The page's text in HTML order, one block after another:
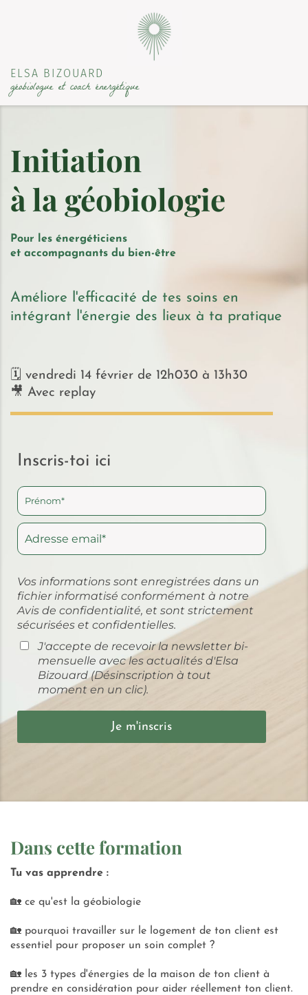
ELSA BIZOUARD
géobiologue et coach énergétique
Initiation
à la géobiologie
Pour les énergéticiens
et accompagnants du bien-être
Améliore l'efficacité de tes soins en
intégrant l'énergie des lieux à ta pratique
🗓 vendredi 14 février de 12h030 à 13h30
🎥 Avec replay
Inscris-toi ici
Vos informations sont enregistrées dans un
fichier informatisé conformément à notre
Avis de confidentialité, et sont strictement
sécurisées et confidentielles.
J'accepte de recevoir la newsletter bi-
mensuelle avec les actualités d'Elsa
Bizouard (Désinscription à tout
moment en un clic).
Je m'inscris
Dans cette formation
Tu vas apprendre :
🏡 ce qu'est la géobiologie
🏡 pourquoi travailler sur le logement de ton client est
essentiel pour proposer un soin complet ?
🏡 les 3 types d'énergies de la maison de ton client à
prendre en considération pour aider réellement ton client.